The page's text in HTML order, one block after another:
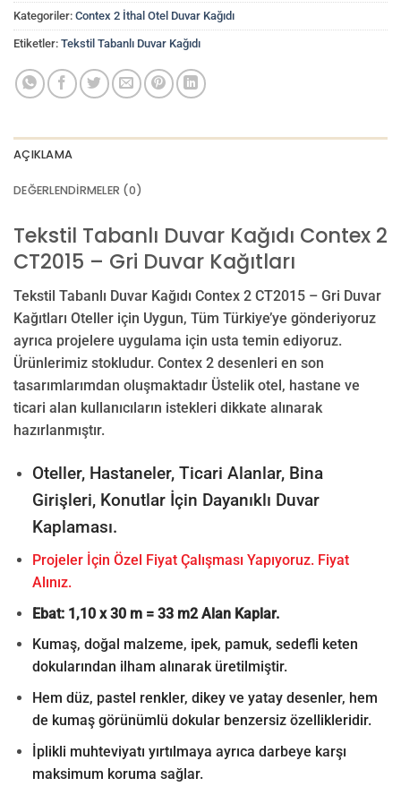
Kategoriler: Contex 2 İthal Otel Duvar Kağıdı
Etiketler: Tekstil Tabanlı Duvar Kağıdı
AÇIKLAMA
DEĞERLENDIRMELER (0)
Tekstil Tabanlı Duvar Kağıdı Contex 2
CT2015 – Gri Duvar Kağıtları
Tekstil Tabanlı Duvar Kağıdı Contex 2 CT2015 – Gri Duvar
Kağıtları Oteller için Uygun, Tüm Türkiye’ye gönderiyoruz
ayrıca projelere uygulama için usta temin ediyoruz.
Ürünlerimiz stokludur. Contex 2 desenleri en son
tasarımlarımdan oluşmaktadır Üstelik otel, hastane ve
ticari alan kullanıcıların istekleri dikkate alınarak
hazırlanmıştır.
Oteller, Hastaneler, Ticari Alanlar, Bina
Girişleri, Konutlar İçin Dayanıklı Duvar
Kaplaması.
Projeler İçin Özel Fiyat Çalışması Yapıyoruz. Fiyat
Alınız.
Ebat: 1,10 x 30 m = 33 m2 Alan Kaplar.
Kumaş, doğal malzeme, ipek, pamuk, sedefli keten
dokularından ilham alınarak üretilmiştir.
Hem düz, pastel renkler, dikey ve yatay desenler, hem
de kumaş görünümlü dokular benzersiz özellikleridir.
İplikli muhteviyatı yırtılmaya ayrıca darbeye karşı
maksimum koruma sağlar.